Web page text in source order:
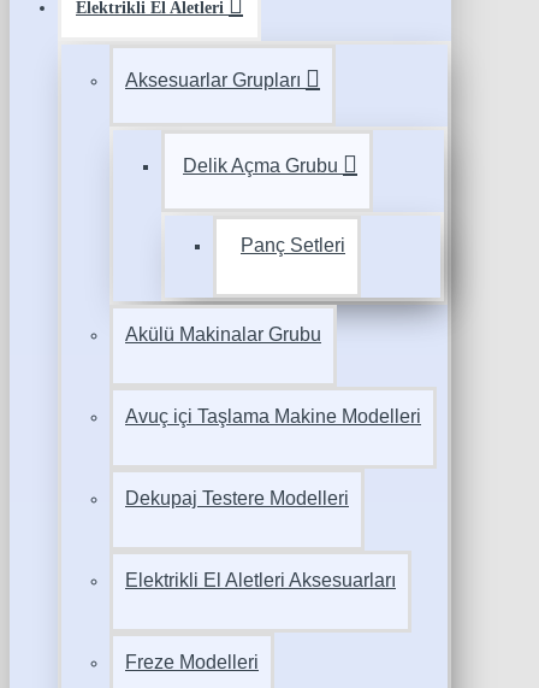
Elektrikli El Aletleri
Aksesuarlar Grupları
Delik Açma Grubu
Panç Setleri
Akülü Makinalar Grubu
Avuç içi Taşlama Makine Modelleri
Dekupaj Testere Modelleri
Elektrikli El Aletleri Aksesuarları
Freze Modelleri